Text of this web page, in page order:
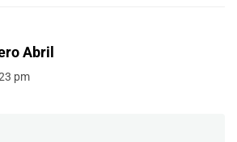
Abril
pm